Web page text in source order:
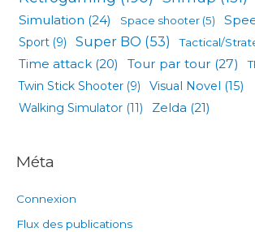
Simulation (24) Space shooter (5)
Sport (9) Super BO (53) Tactical/
Time attack (20) Tour par tour (27)
Twin Stick Shooter (9) Visual Novel (15)
Walking Simulator (11) Zelda (21)
Méta
Connexion
Flux des publications